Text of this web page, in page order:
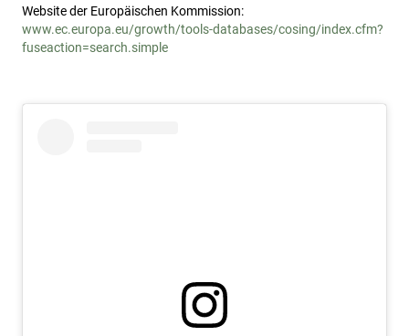
Website der Europäischen Kommission:
www.ec.europa.eu/growth/tools-databases/cosing/index.cfm?
fuseaction=search.simple